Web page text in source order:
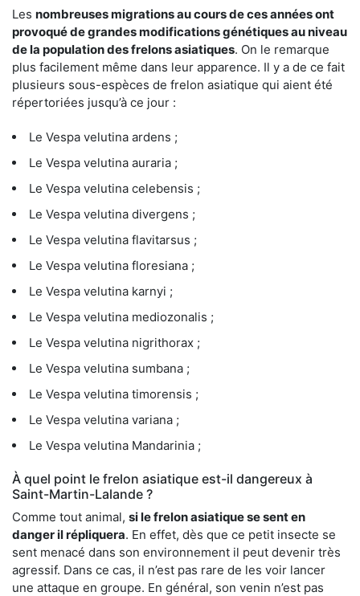
Les nombreuses migrations au cours de ces années ont
provoqué de grandes modifications génétiques au niveau
de la population des frelons asiatiques. On le remarque
plus facilement même dans leur apparence. Il y a de ce fait
plusieurs sous-espèces de frelon asiatique qui aient été
répertoriées jusqu’à ce jour :
Le Vespa velutina ardens ;
Le Vespa velutina auraria ;
Le Vespa velutina celebensis ;
Le Vespa velutina divergens ;
Le Vespa velutina flavitarsus ;
Le Vespa velutina floresiana ;
Le Vespa velutina karnyi ;
Le Vespa velutina mediozonalis ;
Le Vespa velutina nigrithorax ;
Le Vespa velutina sumbana ;
Le Vespa velutina timorensis ;
Le Vespa velutina variana ;
Le Vespa velutina Mandarinia ;
À quel point le frelon asiatique est-il dangereux à
Saint-Martin-Lalande ?
Comme tout animal, si le frelon asiatique se sent en
danger il répliquera. En effet, dès que ce petit insecte se
sent menacé dans son environnement il peut devenir très
agressif. Dans ce cas, il n’est pas rare de les voir lancer
une attaque en groupe. En général, son venin n’est pas